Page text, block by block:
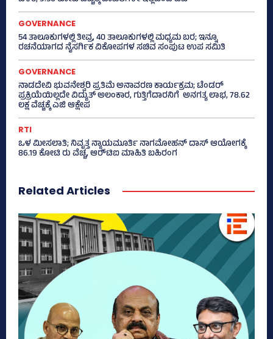
GOVERNANCE
54 ತಾಲೂಕುಗಳಲ್ಲಿ ತೀವ್ರ, 40 ತಾಲೂಕುಗಳಲ್ಲಿ ಮಧ್ಯಮ ಬರ; ಇನ್ನೂ
ರಚನೆಯಾಗದ ನೈಸರ್ಗಿಕ ವಿಕೋಪಗಳ ಸಚಿವ ಸಂಪುಟ ಉಪ ಸಮಿತಿ
GOVERNANCE
ನಾಡದೇವಿ ಭುವನೇಶ್ವರಿ ಪ್ರತಿಮೆ ಅನಾವರಣ ಕಾರ್ಯಕ್ರಮ; ಟೆಂಡರ್
ಪ್ರಕ್ರಿಯೆಯಿಲ್ಲದೇ ವಿದ್ಯುತ್‌ ಅಲಂಕಾರ, ಗುತ್ತಿಗೆದಾರನಿಗೆ ಅನಗತ್ಯ ಲಾಭ, 78.62
ಲಕ್ಷ ವೆಚ್ಚಕ್ಕೆ ಎಜಿ ಆಕ್ಷೇಪ
RTI
ಒಳ ಮೀಸಲಾತಿ; ನಿವೃತ್ತ ನ್ಯಾಯಮೂರ್ತಿ ನಾಗಮೋಹನ್ ದಾಸ್ ಆಯೋಗಕ್ಕೆ
86.19 ಕೋಟಿ ರು ವೆಚ್ಚ, ಆರ್‍‌ಟಿಐ ಮಾಹಿತಿ ಬಹಿರಂಗ
Related Articles